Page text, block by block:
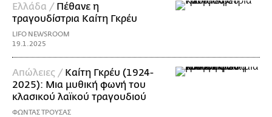
Ελλάδα / Πέθανε η
τραγουδίστρια Καίτη Γκρέυ
LIFO NEWSROOM
19.1.2025
Απώλειες / Καίτη Γκρέυ (1924-
2025): Μια μυθική φωνή του
κλασικού λαϊκού τραγουδιού
ΦΩΝΤΑΣ ΤΡΟΥΣΑΣ